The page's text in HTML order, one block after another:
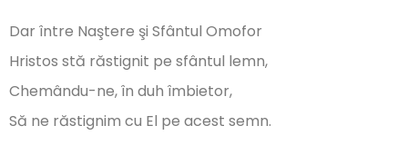
Dar între Naştere şi Sfântul Omofor
Hristos stă răstignit pe sfântul lemn,
Chemându-ne, în duh îmbietor,
Să ne răstignim cu El pe acest semn.